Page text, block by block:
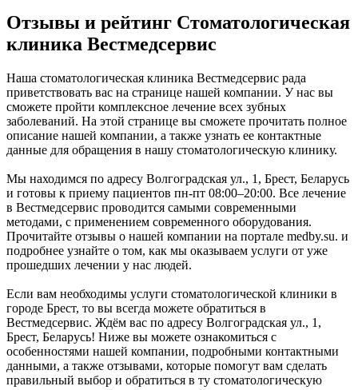
Отзывы и рейтинг Стоматологическая
клиника Вестмедсервис
Наша стоматологическая клиника Вестмедсервис рада
приветствовать вас на странице нашей компании. У нас вы
сможете пройти комплексное лечение всех зубных
заболеваний. На этой странице вы сможете прочитать полное
описание нашей компании, а также узнать ее контактные
данные для обращения в нашу стоматологическую клинику.
Мы находимся по адресу Волгоградская ул., 1, Брест, Беларусь
и готовы к приему пациентов пн-пт 08:00–20:00. Все лечение
в Вестмедсервис проводится самыми современными
методами, с применением современного оборудования.
Прочитайте отзывы о нашей компании на портале medby.su. и
подробнее узнайте о том, как мы оказываем услуги от уже
прошедших лечении у нас людей.
Если вам необходимы услуги стоматологической клиники в
городе Брест, то вы всегда можете обратиться в
Вестмедсервис. Ждём вас по адресу Волгоградская ул., 1,
Брест, Беларусь! Ниже вы можете ознакомиться с
особенностями нашей компании, подробными контактными
данными, а также отзывами, которые помогут вам сделать
правильный выбор и обратиться в ту стоматологическую